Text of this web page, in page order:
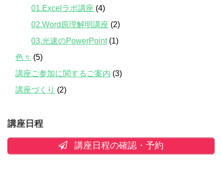
01.Excelラボ講座 (4)
02.Word原理解明講座 (2)
03.光速のPowerPoint(1)
色々 (5)
講座ご参加に関するご案内 (3)
講座づくり (2)
講座日程
講座日程の確認・予約